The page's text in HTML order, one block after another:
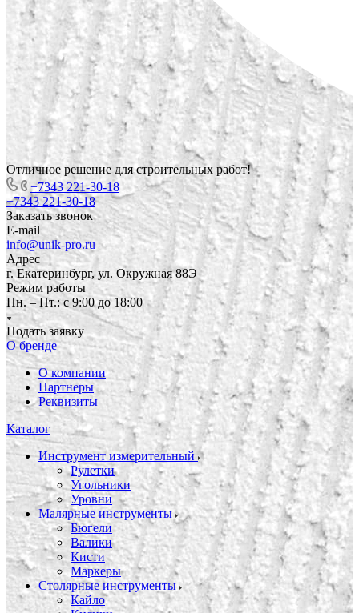
Отличное решение для строительных работ!
+7343 221-30-18
+7343 221-30-18
Заказать звонок
E-mail
info@unik-pro.ru
Адрес
г. Екатеринбург, ул. Окружная 88Э
Режим работы
Пн. – Пт.: с 9:00 до 18:00
Подать заявку
О бренде
О компании
Партнеры
Реквизиты
Каталог
Инструмент измерительный
Рулетки
Угольники
Уровни
Малярные инструменты
Бюгели
Валики
Кисти
Маркеры
Столярные инструменты
Кайло